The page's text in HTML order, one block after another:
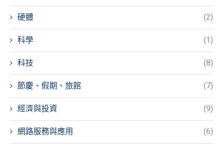
硬體 (2)
科學 (1)
科技 (8)
節慶、假期、旅館 (7)
經濟與投資 (9)
網路服務與應用 (6)